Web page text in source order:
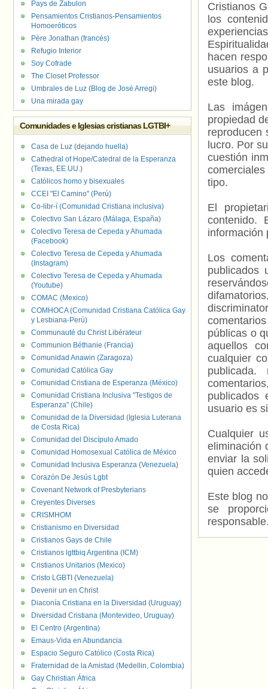
Cristianos
los
hacen
usuarios a
este blog.
Las
propiedad
reproducen
lucro. Por
cuestión
tipo.
El
contenido.
información
Los
publicados
públicas o
aquellos
cualquier
usuario es
Cualquier
eliminación
enviar la
quien
Este blog
se
Pays de Zabulon
Pensamientos Cristianos-Pensamientos
Homoeróticos
Père Jonathan (francés)
Refugio Interior
Soy Cofrade
The Closet Professor
Umbrales de Luz (Blog de José Arregi)
Una mirada gay
Comunidades e Iglesias cristianas LGTBI+
Casa de Luz (dejando huella)
Cathedral of Hope/Catedral de la Esperanza
(Texas, EE.UU.)
Católicos homo y bisexuales
CCEI "El Camino" (Perú)
Co-libr-í (Comunidad Cristiana inclusiva)
Colectivo San Lázaro (Málaga, España)
Colectivo Teresa de Cepeda y Ahumada
(Facebook)
Colectivo Teresa de Cepeda y Ahumada
(Instagram)
Colectivo Teresa de Cepeda y Ahumada
(Youtube)
COMAC (Mexico)
COMHOCA (Comunidad Cristiana Católica Gay
y Lesbiana-Perú)
Communauté du Christ Libérateur
Communion Béthanie (Francia)
Comunidad Anawin (Zaragoza)
Comunidad Católica Gay
Comunidad Cristiana de Esperanza (México)
Comunidad Cristiana Inclusiva "Testigos de
Esperanza" (Chile)
Comunidad de la Diversidad (Iglesia Luterana
de Costa Rica)
Comunidad del Discípulo Amado
Comunidad Homosexual Católica de México
Comunidad Inclusiva Esperanza (Venezuela)
Corazón De Jesús Lgbt
Covenant Network of Presbyterians
Creyentes Diverses
CRISMHOM
Cristianismo en Diversidad
Cristianos Gays de Chile
Cristianos lgttbiq Argentina (ICM)
Cristianos Unitarios (Mexico)
Cristo LGBTI (Venezuela)
Devenir un en Christ
Diaconía Cristiana en la Diversidad (Uruguay)
Diversidad Cristiana (Montevideo, Uruguay)
El Centro (Argentina)
Emaus-Vida en Abundancia
Espacio Seguro Católico (Costa Rica)
Fraternidad de la Amistad (Medellin, Colombia)
Gay Christian África